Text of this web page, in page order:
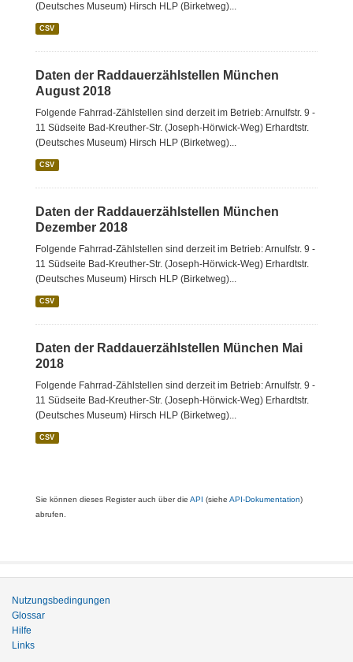
(Deutsches Museum) Hirsch HLP (Birketweg)...
CSV
Daten der Raddauerzählstellen München
August 2018
Folgende Fahrrad-Zählstellen sind derzeit im Betrieb: Arnulfstr. 9 -
11 Südseite Bad-Kreuther-Str. (Joseph-Hörwick-Weg) Erhardtstr.
(Deutsches Museum) Hirsch HLP (Birketweg)...
CSV
Daten der Raddauerzählstellen München
Dezember 2018
Folgende Fahrrad-Zählstellen sind derzeit im Betrieb: Arnulfstr. 9 -
11 Südseite Bad-Kreuther-Str. (Joseph-Hörwick-Weg) Erhardtstr.
(Deutsches Museum) Hirsch HLP (Birketweg)...
CSV
Daten der Raddauerzählstellen München Mai
2018
Folgende Fahrrad-Zählstellen sind derzeit im Betrieb: Arnulfstr. 9 -
11 Südseite Bad-Kreuther-Str. (Joseph-Hörwick-Weg) Erhardtstr.
(Deutsches Museum) Hirsch HLP (Birketweg)...
CSV
Sie können dieses Register auch über die API (siehe API-Dokumentation)
abrufen.
Nutzungsbedingungen
Glossar
Hilfe
Links